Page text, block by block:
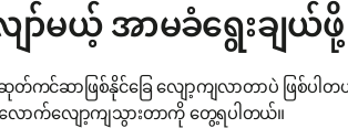
မယ့် အာမခံရွေးချယ်
ကင်ဆာဖြစ်နိုင်ခြေ လျော့ကျလာတာပဲ ဖြစ်
ောက်လျော့ကျသွားတာကို တွေ့ရပါတယ်။